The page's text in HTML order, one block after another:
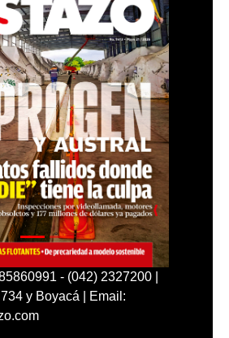
- (042) 2327200 |
y Boyacá | Email: